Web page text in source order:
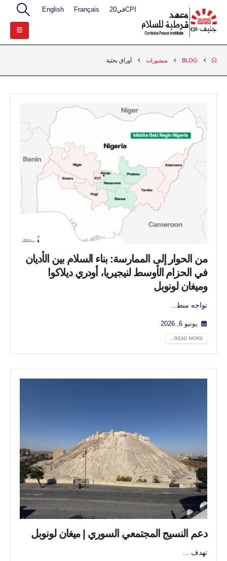
CPIفي20 Français
English
BLOG منشورات أوراق بحثية
من الحوار إلى الممارسة: بناء السلام بين الأديان
في الحزام الأوسط لنيجيريا، أودري ديلاكوا
وميغان لونوبل
تواجه منط...
يونيو 6, 2026
READ MORE...
دعم النسيج المجتمعي السوري | ميغان لونوبل
تهدف ...